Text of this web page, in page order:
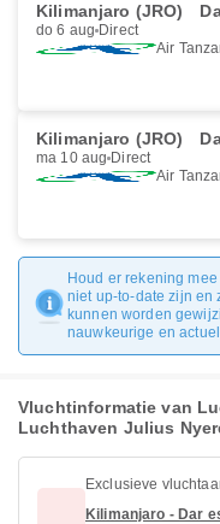
Kilimanjaro (JRO)
do 6 aug Direct
Air
Kilimanjaro (JRO)
ma 10 aug Direct
Air
Houd er rekening
niet up-to-date zijn en
kunnen worden
nauwkeurige en
Vluchtinformatie van
Luchthaven Julius
Exclusieve
Kilimanjaro - Dar